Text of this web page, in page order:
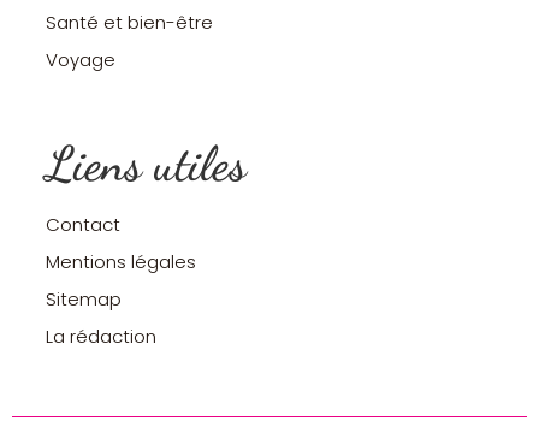
Santé et bien-être
Voyage
Liens utiles
Contact
Mentions légales
Sitemap
La rédaction